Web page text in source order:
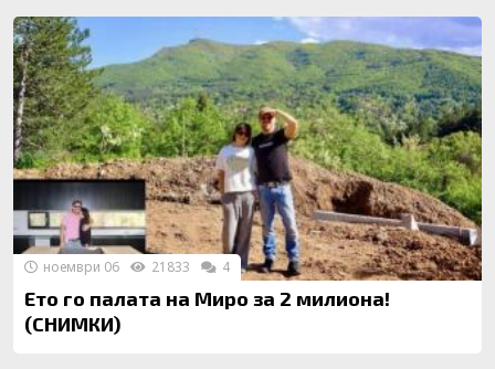
Ето го палата на Миро за 2 милиона!
(СНИМКИ)
ноември 06 21833 4